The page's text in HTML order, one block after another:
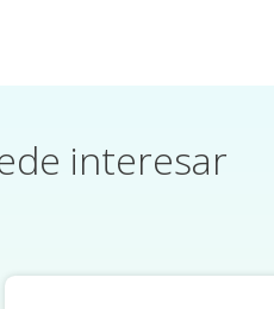
interesar